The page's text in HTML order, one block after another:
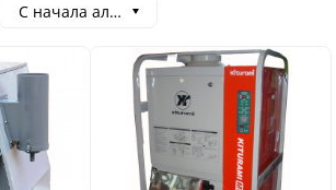
С начала алфавита